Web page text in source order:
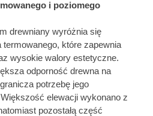
i poziomego
drewniany wyróżnia się
które zapewnia
wysokie walory estetyczne.
odporność drewna na
potrzebę jego
elewacji wykonano z
pozostałą część